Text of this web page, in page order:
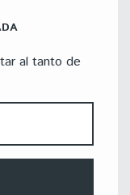
al tanto de